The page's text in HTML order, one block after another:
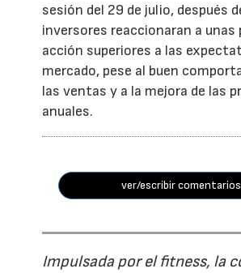
sesión del 29 de julio, después
inversores reaccionaran a unas
acción superiores a las
mercado, pese al buen
las ventas y a la mejora de las
anuales.
ver/escribir comentarios
Impulsada por el fitness, la